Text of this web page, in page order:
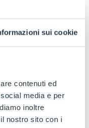
sui cookie
contenuti ed
media e per
inoltre
nostro sito con i
la
ci
tempo di
di NS40
le
le